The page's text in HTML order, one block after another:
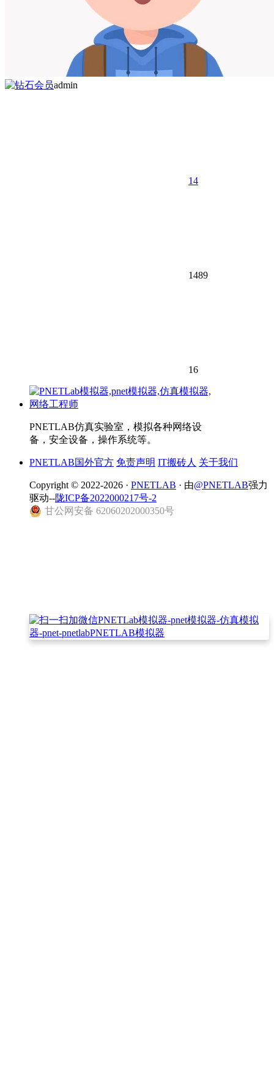
admin
14
1489
16
PNETLAB仿真实验室，模拟各种网络设
备，安全设备，操作系统等。
PNETLAB国外官方 免责声明 IT搬砖人 关于我们
Copyright © 2022-2026 · PNETLAB · 由@PNETLAB强力
驱动--陇ICP备2022000217号-2
甘公网安备 62060202000350号